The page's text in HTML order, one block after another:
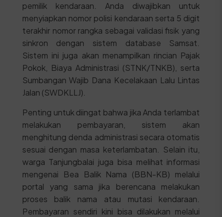
pemilik kendaraan. Anda diwajibkan untuk
menyiapkan nomor polisi kendaraan serta 5 digit
terakhir nomor rangka sebagai validasi fisik yang
sinkron dengan sistem database Samsat.
Sistem ini juga akan menampilkan rincian Pajak
Pokok, Biaya Administrasi (STNK/TNKB), serta
Sumbangan Wajib Dana Kecelakaan Lalu Lintas
Jalan (SWDKLLJ).
Penting untuk diingat bahwa jika Anda terlambat
melakukan pembayaran, sistem akan
menghitung denda administrasi secara otomatis
sesuai dengan masa keterlambatan. Selain itu,
warga Tanjungbalai juga bisa melihat informasi
mengenai Bea Balik Nama (BBN-KB) melalui
portal yang sama jika berencana melakukan
proses balik nama atau mutasi kendaraan.
Pembayaran sendiri kini bisa dilakukan melalui